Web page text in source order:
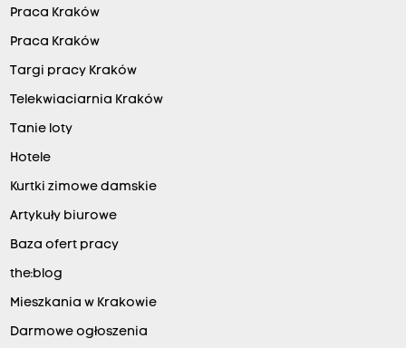
Praca Kraków
Praca Kraków
Targi pracy Kraków
Telekwiaciarnia Kraków
Tanie loty
Hotele
Kurtki zimowe damskie
Artykuły biurowe
Baza ofert pracy
the:blog
Mieszkania w Krakowie
Darmowe ogłoszenia